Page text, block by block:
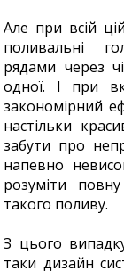
Але при всій
поливальні
рядами через
одної. І при
закономірний
настільки
забути про
напевно
розуміти
такого поливу.
З цього
таки дизайн